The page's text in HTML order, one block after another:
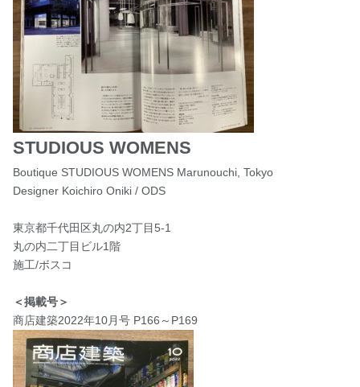
STUDIOUS WOMENS
Boutique STUDIOUS WOMENS Marunouchi, Tokyo
Designer Koichiro Oniki / ODS
東京都千代田区丸の内2丁目5-1
丸の内二丁目ビル1階
施工/ボスコ
＜掲載号＞
商店建築2022年10月号 P166～P169